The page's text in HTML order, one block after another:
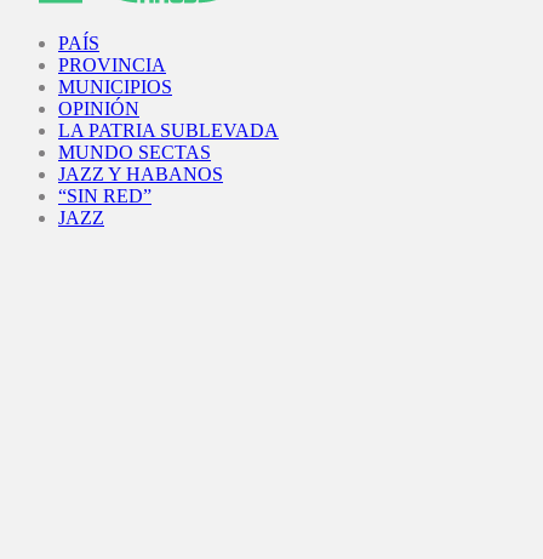
PAÍS
PROVINCIA
MUNICIPIOS
OPINIÓN
LA PATRIA SUBLEVADA
MUNDO SECTAS
JAZZ Y HABANOS
“SIN RED”
JAZZ